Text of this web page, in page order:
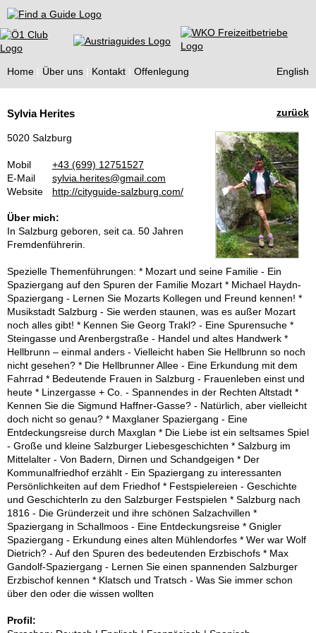
Find a Guide
Home Über uns Kontakt Offenlegung English
Guides
zurück
Sylvia Herites
5020 Salzburg
Mobil
+43 (699) 12751527
E-Mail
sylvia.herites@gmail.com
Website
http://cityguide-salzburg.com/
Über mich:
In Salzburg geboren, seit ca. 50 Jahren
Fremdenführerin.
Spezielle Themenführungen: * Mozart und seine Familie - Ein
Spaziergang auf den Spuren der Familie Mozart * Michael Haydn-
Spaziergang - Lernen Sie Mozarts Kollegen und Freund kennen! *
Musikstadt Salzburg - Sie werden staunen, was es außer Mozart
noch alles gibt! * Kennen Sie Georg Trakl? - Eine Spurensuche *
Steingasse und Arenbergstraße - Handel und altes Handwerk *
Hellbrunn – einmal anders - Vielleicht haben Sie Hellbrunn so noch
nicht gesehen? * Die Hellbrunner Allee - Eine Erkundung mit dem
Fahrrad * Bedeutende Frauen in Salzburg - Frauenleben einst und
heute * Linzergasse + Co. - Spannendes in der Rechten Altstadt *
Kennen Sie die Sigmund Haffner-Gasse? - Natürlich, aber vielleicht
doch nicht so genau? * Maxglaner Spaziergang - Eine
Entdeckungsreise durch Maxglan * Die Liebe ist ein seltsames Spiel
- Große und kleine Salzburger Liebesgeschichten * Salzburg im
Mittelalter - Von Badern, Dirnen und Schandgeigen * Der
Kommunalfriedhof erzählt - Ein Spaziergang zu interessanten
Persönlichkeiten auf dem Friedhof * Festspielereien - Geschichte
und Geschichterln zu den Salzburger Festspielen * Salzburg nach
1816 - Die Gründerzeit und ihre schönen Salzachvillen *
Spaziergang in Schallmoos - Eine Entdeckungsreise * Gnigler
Spaziergang - Erkundung eines alten Mühlendorfes * Wer war Wolf
Dietrich? - Auf den Spuren des bedeutenden Erzbischofs * Max
Gandolf-Spaziergang - Lernen Sie einen spannenden Salzburger
Erzbischof kennen * Klatsch und Tratsch - Was Sie immer schon
über den oder die wissen wollten
Profil: